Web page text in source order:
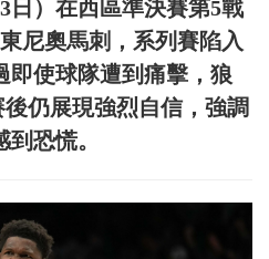
日）在西區準決賽第5戰
尼奧馬刺，系列賽陷入
即使球隊遭到痛擊，狼
仍展現強烈自信，強調
恐慌。